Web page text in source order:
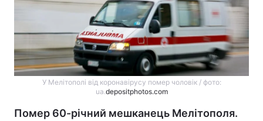
У Мелітополі від коронавірусу помер чоловік / фото:
ua.depositphotos.com
Помер 60-річний мешканець Мелітополя.